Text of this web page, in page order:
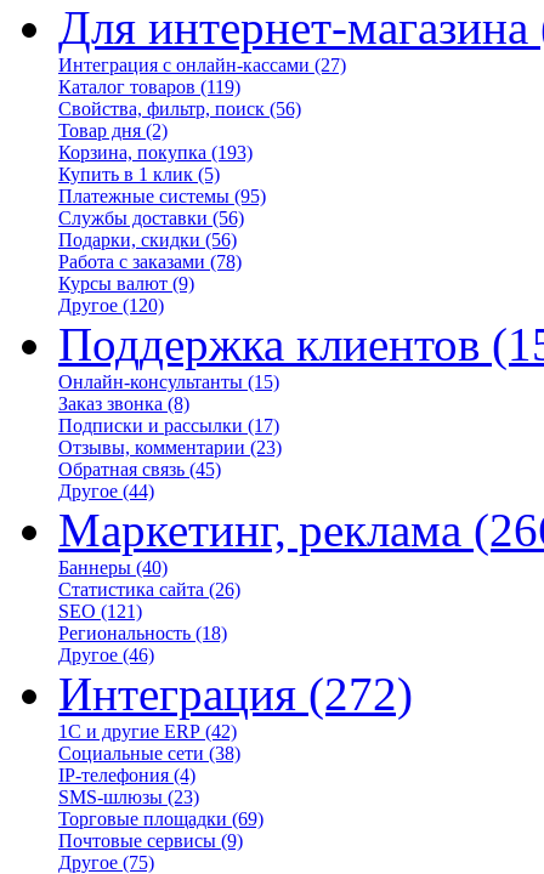
Для интернет-магазина
Интеграция с онлайн-кассами (27)
Каталог товаров (119)
Свойства, фильтр, поиск (56)
Товар дня (2)
Корзина, покупка (193)
Купить в 1 клик (5)
Платежные системы (95)
Службы доставки (56)
Подарки, скидки (56)
Работа с заказами (78)
Курсы валют (9)
Другое (120)
Поддержка клиентов
Онлайн-консультанты (15)
Заказ звонка (8)
Подписки и рассылки (17)
Отзывы, комментарии (23)
Обратная связь (45)
Другое (44)
Маркетинг, реклама
Баннеры (40)
Статистика сайта (26)
SEO (121)
Региональность (18)
Другое (46)
Интеграция (272)
1С и другие ERP (42)
Социальные сети (38)
IP-телефония (4)
SMS-шлюзы (23)
Торговые площадки (69)
Почтовые сервисы (9)
Другое (75)